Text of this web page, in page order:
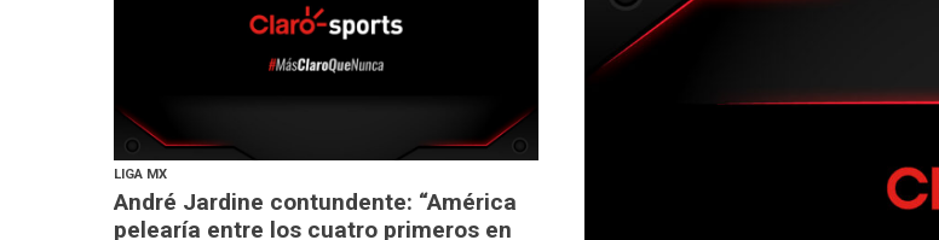
LIGA MX
André Jardine contundente: “América
pelearía entre los cuatro primeros en